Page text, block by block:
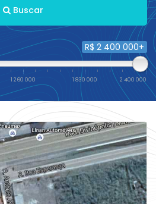
Buscar
R$ 2 400 000+
1 260 000 1 830 000 2 400 000